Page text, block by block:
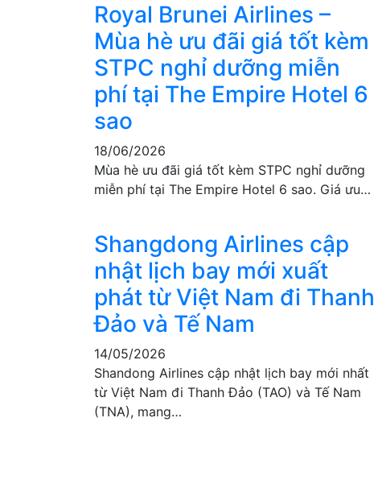
Royal Brunei Airlines –
Mùa hè ưu đãi giá tốt kèm
STPC nghỉ dưỡng miễn
phí tại The Empire Hotel 6
sao
18/06/2026
Mùa hè ưu đãi giá tốt kèm STPC nghỉ dưỡng
miễn phí tại The Empire Hotel 6 sao. Giá ưu…
Shangdong Airlines cập
nhật lịch bay mới xuất
phát từ Việt Nam đi Thanh
Đảo và Tế Nam
14/05/2026
Shandong Airlines cập nhật lịch bay mới nhất
từ Việt Nam đi Thanh Đảo (TAO) và Tế Nam
(TNA), mang…